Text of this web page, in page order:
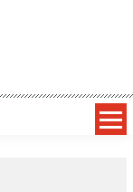
portále eKompetence